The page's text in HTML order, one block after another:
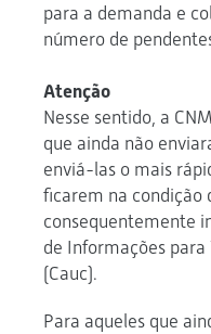
para a demanda e
número de
Atenção
Nesse sentido, a
que ainda não
enviá-las o mais
ficarem na condição
consequentemente
de Informações
(Cauc).
Para aqueles que